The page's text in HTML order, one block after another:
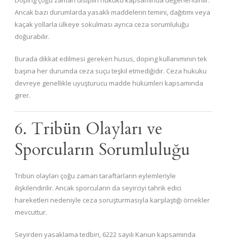
Ancak bazı durumlarda yasaklı maddelerin temini, dağıtımı veya
kaçak yollarla ülkeye sokulması ayrıca ceza sorumluluğu
doğurabilir.
Burada dikkat edilmesi gereken husus, doping kullanımının tek
başına her durumda ceza suçu teşkil etmediğidir. Ceza hukuku
devreye genellikle uyuşturucu madde hükümleri kapsamında
girer.
6. Tribün Olayları ve
Sporcuların Sorumluluğu
Tribün olayları çoğu zaman taraftarların eylemleriyle
ilişkilendirilir. Ancak sporcuların da seyirciyi tahrik edici
hareketleri nedeniyle ceza soruşturmasıyla karşılaştığı örnekler
mevcuttur.
Seyirden yasaklama tedbiri, 6222 sayılı Kanun kapsamında